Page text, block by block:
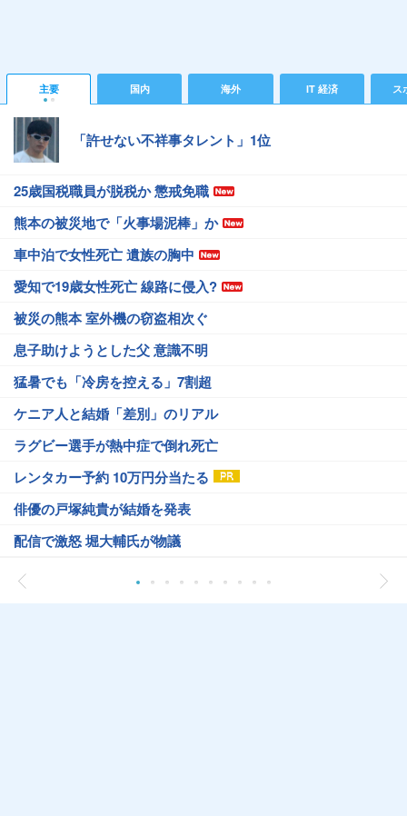
主要 国内 海外 IT 経済 ス
「許せない不祥事タレント」1位
25歳国税職員が脱税か 懲戒免職
熊本の被災地で「火事場泥棒」か
車中泊で女性死亡 遺族の胸中
愛知で19歳女性死亡 線路に侵入?
被災の熊本 室外機の窃盗相次ぐ
息子助けようとした父 意識不明
猛暑でも「冷房を控える」7割超
ケニア人と結婚「差別」のリアル
ラグビー選手が熱中症で倒れ死亡
レンタカー予約 10万円分当たる
俳優の戸塚純貴が結婚を発表
配信で激怒 堀大輔氏が物議